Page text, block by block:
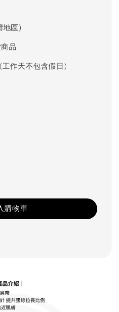
地區)
品
作天不包含假日)
購物車